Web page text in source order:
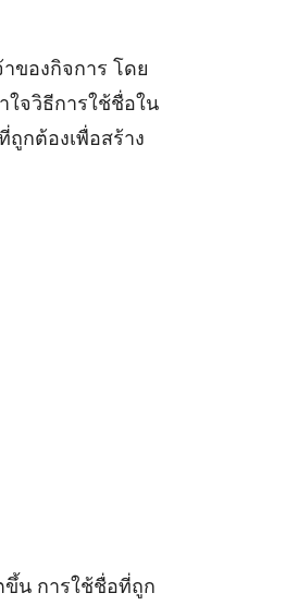
ของกิจการ โดย
ใจวิธีการใช้ชื่อใน
กต้องเพื่อสร้าง
ขึ้น การใช้ชื่อที่ถูก